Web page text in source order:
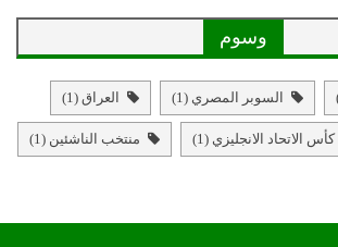
وسوم
السوبر المصري (1) العراق (1)
كأس الاتحاد الانجليزي (1) منتخب الناشئين (1)